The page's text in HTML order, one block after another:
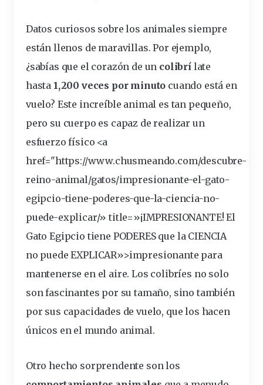
Datos curiosos sobre los animales siempre
están llenos de maravillas. Por ejemplo,
¿sabías que el corazón de un colibrílate
hasta 1,200 veces por minuto cuando está en
vuelo? Este increíble animal es tan pequeño,
pero su cuerpo es capaz de realizar un
esfuerzo físico <a
href="https://www.chusmeando.com/descubre-
reino-animal/gatos/impresionante-el-gato-
egipcio-tiene-poderes-que-la-ciencia-no-
puede-explicar/» title=»¡IMPRESIONANTE! El
Gato Egipcio tiene PODERES que la CIENCIA
no puede EXPLICAR»>impresionante para
mantenerse en el aire. Los colibríes no solo
son fascinantes por su tamaño, sino también
por sus capacidades de vuelo, que los hacen
únicos en el mundo animal.
Otro hecho sorprendente son los